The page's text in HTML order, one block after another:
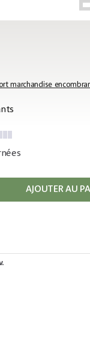
marchandise
AJOUTER AU